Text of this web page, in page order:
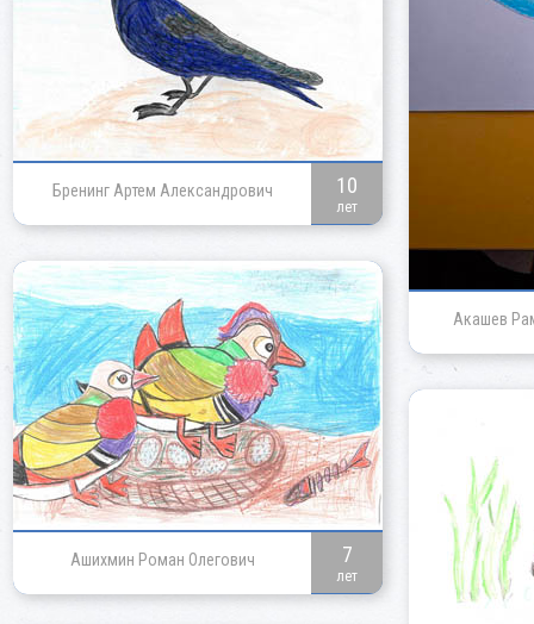
Акашев
Бренинг Артем Александрович 10
лет
Ашихмин Роман Олегович 7
лет